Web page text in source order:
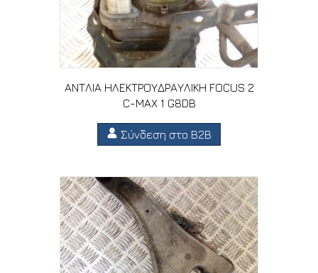
ΑΝΤΛΙΑ ΗΛΕΚΤΡΟΥΔΡΑΥΛΙΚΗ FOCUS 2
C-MAX 1 G8DB
Σύνδεση στο B2B